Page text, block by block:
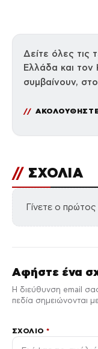
Δείτε όλες τις
Ελλάδα και τον
συμβαίνουν, στο
// ΣΧΟΛΙΑ
Γίνετε ο
Αφήστε ένα
Η διεύθυνση email
πεδία σημειώνονται
ΣΧΌΛΙΟ*